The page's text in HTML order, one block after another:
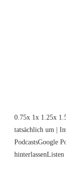
0.75x 1x 1.25x
tatsächlich um |
PodcastsGoogle
hinterlassenListen